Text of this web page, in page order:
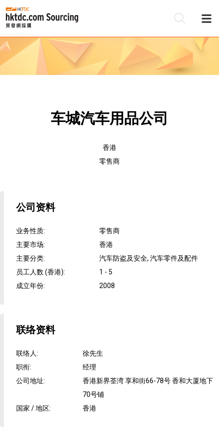
车城汽车用品公司
香港
零售商
公司资料
业务性质:
零售商
主要市场:
香港
主要分类:
汽车防盗及安全, 汽车零件及配件
员工人数 (香港):
1 - 5
成立年份: 2008
联络资料
联络人:
徐先生
职衔:
经理
公司地址:
香港新界荃湾 享和街66-78号 香和大厦地下
70号铺
国家 / 地区: 香港